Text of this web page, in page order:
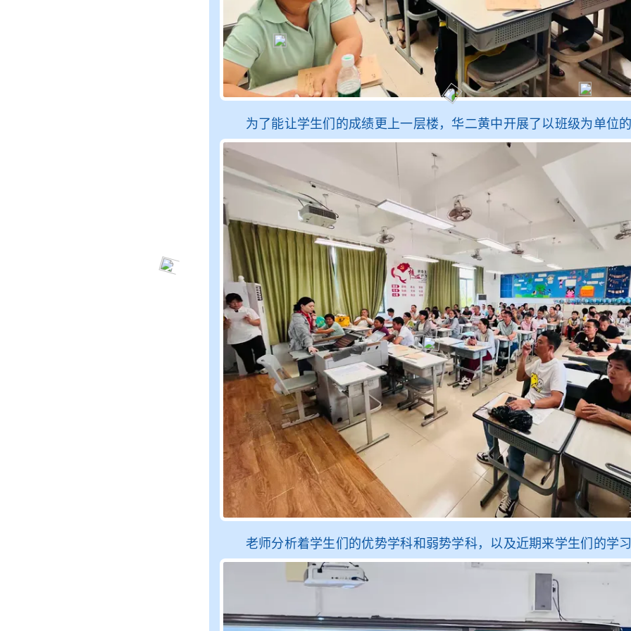
为了能让学生们的成绩更上一层楼，华二黄中开展了以班级为单位
老师分析着学生们的优势学科和弱势学科，以及近期来学生们的学